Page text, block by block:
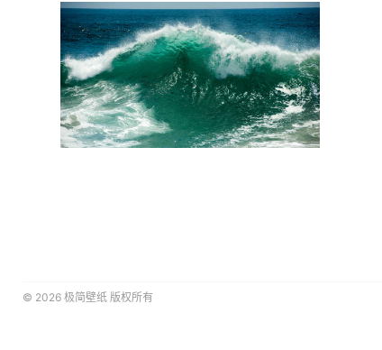
© 2026 极简壁纸 版权所有